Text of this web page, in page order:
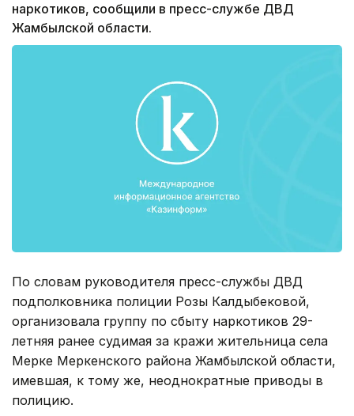
наркотиков, сообщили в пресс-службе ДВД
Жамбылской области.
По словам руководителя пресс-службы ДВД
подполковника полиции Розы Калдыбековой,
организовала группу по сбыту наркотиков 29-
летняя ранее судимая за кражи жительница села
Мерке Меркенского района Жамбылской области,
имевшая, к тому же, неоднократные приводы в
полицию.